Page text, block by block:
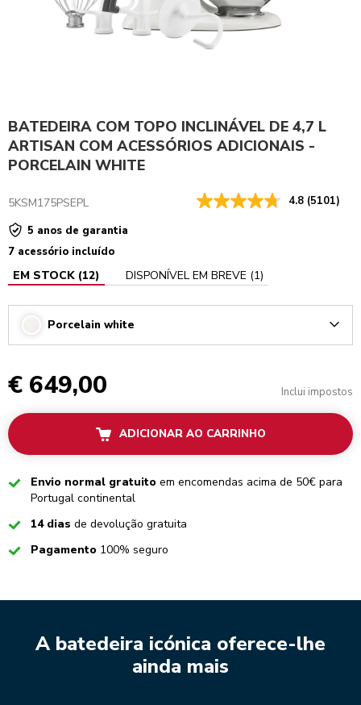
BATEDEIRA COM TOPO INCLINÁVEL DE 4,7 L
ARTISAN COM ACESSÓRIOS ADICIONAIS -
PORCELAIN WHITE
5KSM175PSEPL 4.8 (5101)
5 anos de garantia
7 acessório incluído
EM STOCK (12) DISPONÍVEL EM BREVE (1)
Porcelain white
€ 649,00 Inclui impostos
ADICIONAR AO CARRINHO
CheckedEnvio normal gratuito em encomendas acima de 50€ para
Portugal continental
Checked
14 dias de devolução gratuita
CheckedPagamento 100% seguro
A batedeira icónica oferece-lhe
ainda mais